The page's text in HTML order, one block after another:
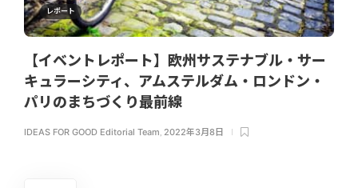
レポート
【イベントレポート】欧州サステナブル・サー
キュラーシティ、アムステルダム・ロンドン・
パリのまちづくり最前線
IDEAS FOR GOOD Editorial Team 2022年3月8日